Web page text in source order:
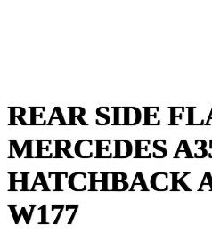
REAR SIDE
MERCEDES
HATCHBACK
W177